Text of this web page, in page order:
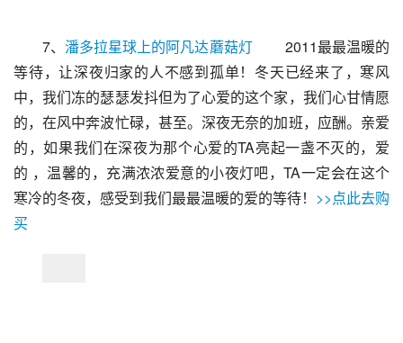
7、 潘多拉星球上的阿凡达蘑菇灯 2011最最温暖的
等待，让深夜归家的人不感到孤单！冬天已经来了，寒风
中，我们冻的瑟瑟发抖但为了心爱的这个家，我们心甘情愿
的，在风中奔波忙碌，甚至。深夜无奈的加班，应酬。亲爱
的，如果我们在深夜为那个心爱的TA亮起一盏不灭的，爱
的 ，温馨的，充满浓浓爱意的小夜灯吧，TA一定会在这个
寒冷的冬夜，感受到我们最最温暖的爱的等待！ >>点此去购
买